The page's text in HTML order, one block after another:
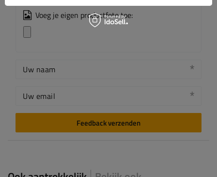
Voeg je eigen productfoto toe:
Uw naam
Uw email
Feedback verzenden